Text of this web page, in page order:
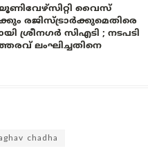
വൈസ്
രജിസ്ട്രാർക്കുമെതിരെ
ശ്രീനഗർ സിഎടി ; നടപടി
ലംഘിച്ചതിനെ
chadha